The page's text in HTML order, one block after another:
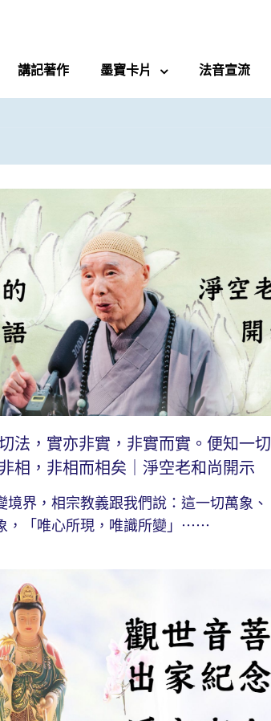
講記著作 墨寶卡片 法音宣流
法，實亦非實，非實而實。便知一切
相，非相而相矣｜淨空老和尚開示
境界，相宗教義跟我們說：這一切萬象、
，「唯心所現，唯識所變」⋯⋯